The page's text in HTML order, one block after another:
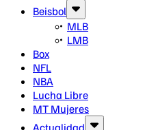
Beisbol
MLB
LMB
Box
NFL
NBA
Lucha Libre
MT Mujeres
Actualidad